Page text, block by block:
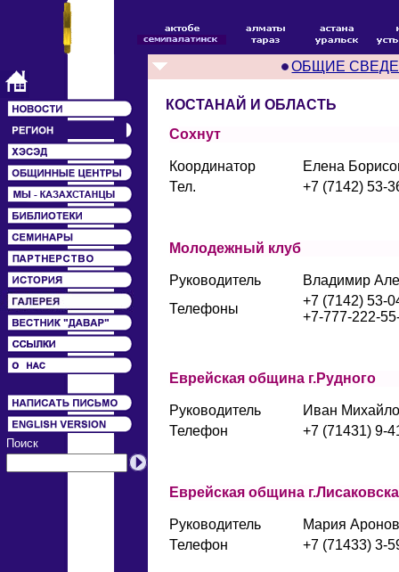
Поиск
ОБЩИЕ
КОСТАНАЙ И ОБЛАСТЬ
Сохнут
Координатор
Елена
Тел.
+7 (7142) 53-
Молодежный клуб
Руководитель
Владимир
Телефоны
+7 (7142) 53-
+7-777-222-
Еврейская община г.Рудного
Руководитель
Иван
Телефон
+7 (71431) 9-
Еврейская община г.Лисаковска
Руководитель
Мария
Телефон
+7 (71433) 3-